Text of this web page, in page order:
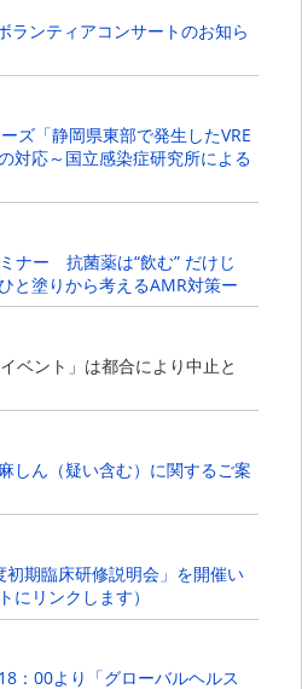
ランティアコンサートのお知ら
ズ「静岡県東部で発生したVRE
対応～国立感染症研究所による
ナー 抗菌薬は“飲む” だけじ
と塗りから考えるAMR対策ー
ベント」は都合により中止と
しん（疑い含む）に関するご案
期臨床研修説明会」を開催い
にリンクします）
：00より「グローバルヘルス